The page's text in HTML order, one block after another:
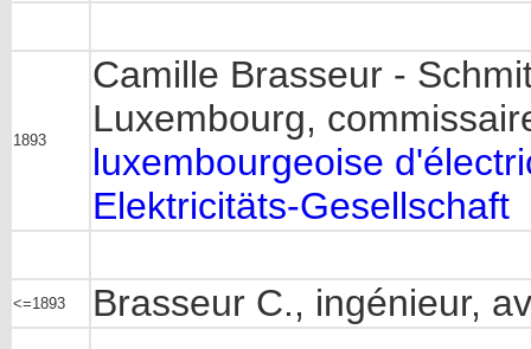
1893
Camille Brasseur -
Luxembourg,
luxembourgeoise
Elektricitäts-Gesellschaft
<=1893 Brasseur C., ingénieur,